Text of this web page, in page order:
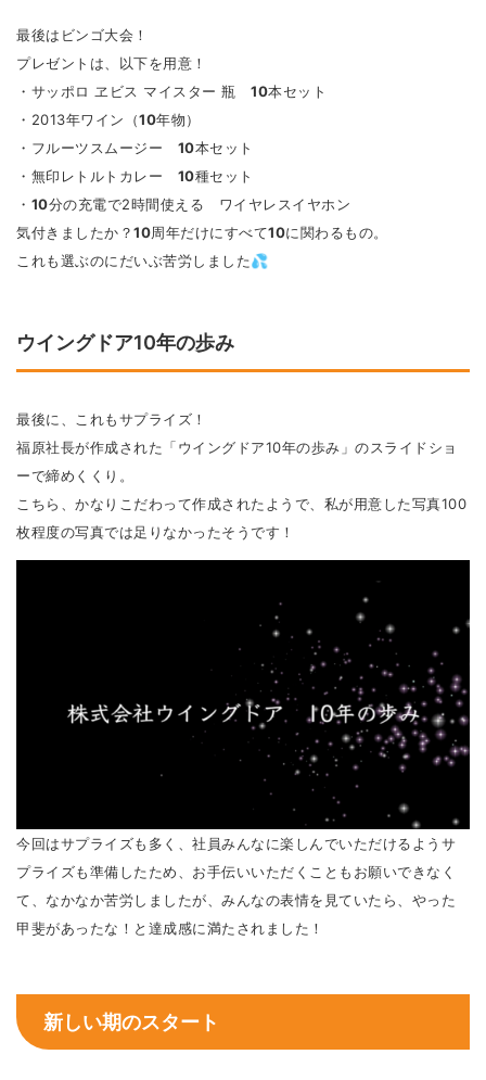
最後はビンゴ大会！
プレゼントは、以下を用意！
・サッポロ ヱビス マイスター 瓶 10本セット
・2013年ワイン（10年物）
・フルーツスムージー 10本セット
・無印レトルトカレー 10種セット
・ 10分の充電で2時間使える ワイヤレスイヤホン
気付きましたか？10周年だけにすべて10に関わるもの。
これも選ぶのにだいぶ苦労しました💦
ウイングドア10年の歩み
最後に、これもサプライズ！
福原社長が作成された「ウイングドア10年の歩み」のスライドショ
ーで締めくくり。
こちら、かなりこだわって作成されたようで、私が用意した写真100
枚程度の写真では足りなかったそうです！
今回はサプライズも多く、社員みんなに楽しんでいただけるようサ
プライズも準備したため、お手伝いいただくこともお願いできなく
て、なかなか苦労しましたが、みんなの表情を見ていたら、やった
甲斐があったな！と達成感に満たされました！
新しい期のスタート